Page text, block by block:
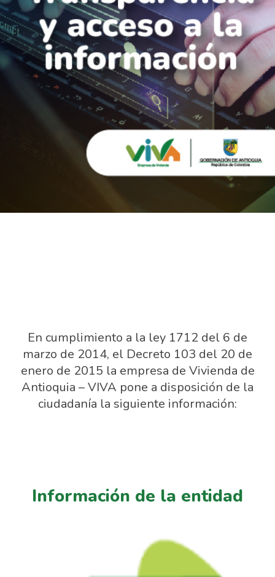
En cumplimiento a la ley 1712 del 6 de
marzo de 2014, el Decreto 103 del 20 de
enero de 2015 la empresa de Vivienda de
Antioquia – VIVA pone a disposición de la
ciudadanía la siguiente información:
Información de la entidad